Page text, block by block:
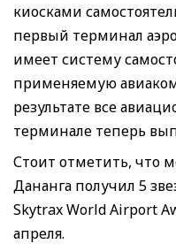
киосками
первый терминал
имеет систему
применяемую
результате все
терминале теперь
Стоит отметить, что
Дананга получил 5
Skytrax World Airport
апреля.